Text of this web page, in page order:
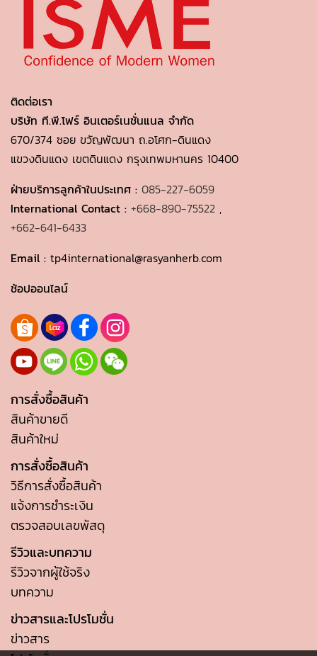
ติดต่อเรา
บริษัท ที.พี.โฟร์ อินเตอร์เนชั่นแนล จำกัด
670/374 ซอย ขวัญพัฒนา ถ.อโศก-ดินแดง
แขวงดินแดง เขตดินแดง กรุงเทพมหานคร 10400
ฝ่ายบริการลูกค้าในประเทศ : 085-227-6059
International Contact : +668-890-75522 ,
+662-641-6433
Email : tp4international@rasyanherb.com
ช้อปออนไลน์
การสั่งซื้อสินค้า
สินค้าขายดี
สินค้าใหม่
การสั่งซื้อสินค้า
วิธีการสั่งซื้อสินค้า
แจ้งการชำระเงิน
ตรวจสอบเลขพัสดุ
รีวิวและบทความ
รีวิวจากผู้ใช้จริง
บทความ
ข่าวสารและโปรโมชั่น
ข่าวสาร